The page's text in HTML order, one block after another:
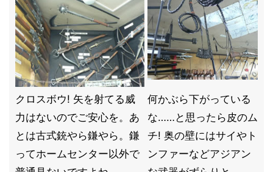
クロスボウ! 矢を射てる威
力はないのでご安心を。あ
とは古式銃やら鎌やら。鎌
ってホームセンター以外で
何かぶら下がっている
な……と思ったら皮のム
チ! 奥の壁にはサイやト
ンファーなどアジアン